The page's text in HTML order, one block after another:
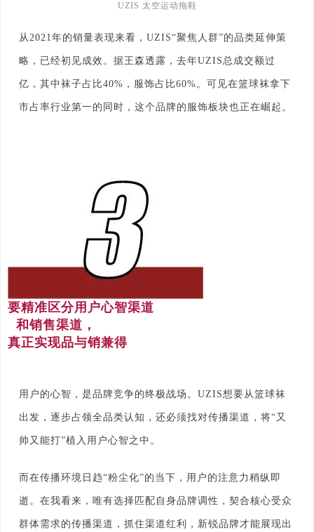
UZIS 太空运动拖鞋
从2021年的销量表现来看，UZIS“聚焦人群”的品类延伸策
略，已经初见成效。据王森透露，去年UZIS总成交额过
亿，其中袜子占比40%，服饰占比60%。可见在篮球袜拿下
市占率行业第一的同时，这个品牌的服饰板块也正在崛起。
要精准区分用户心智渠道
和销售渠道，
真正实现品与销兼得
用户的心智，是品牌竞争的终极战场。UZIS想要从篮球袜
出发，逐步占领全品类认知，还必须找对传播渠道，将“又
帅又能打”植入用户心智之中。
而在传播环境日趋“粉尘化”的当下，用户的注意力稍纵即
逝。在我看来，唯有选择匹配自身品牌调性，契合核心受众
群体需求的传播渠道，抓住渠道红利，新锐品牌才能展现出